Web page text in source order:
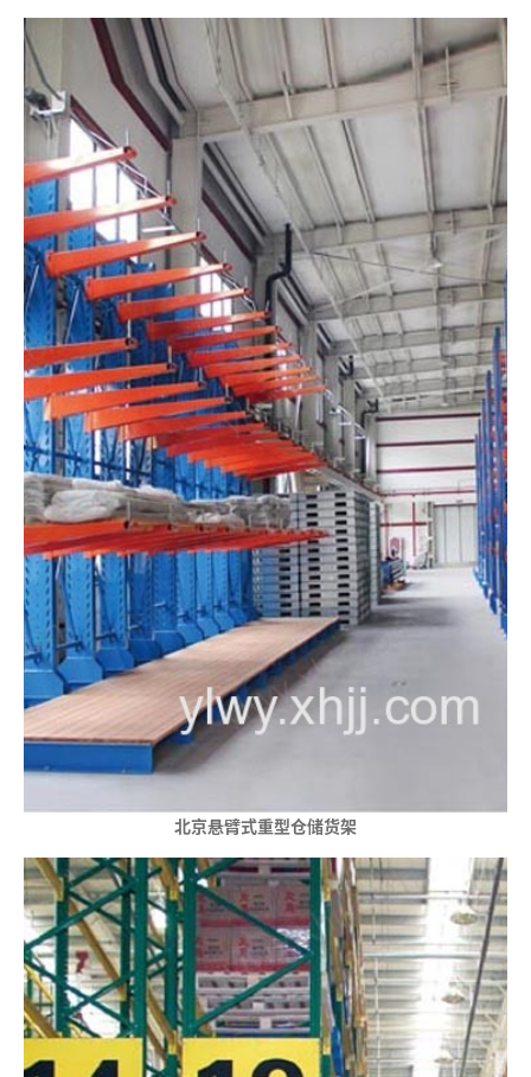
北京悬臂式重型仓储货架